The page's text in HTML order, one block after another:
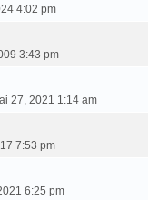
4:02 pm
3:43 pm
27, 2021 1:14 am
7:53 pm
6:25 pm